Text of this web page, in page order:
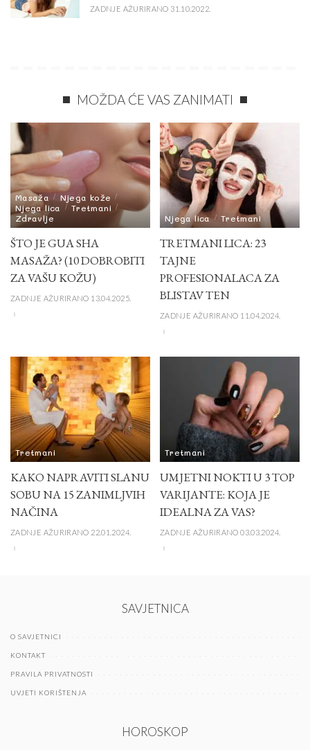
ZADNJE AŽURIRANO 31.10.2022.
MOŽDA ĆE VAS ZANIMATI
Masaža
Njega kože
Njega lica
Tretmani
Zdravlje
ŠTO JE GUA SHA
MASAŽA? (10 DOBROBITI
ZA VAŠU KOŽU)
ZADNJE AŽURIRANO 13.04.2025.
Njega lica Tretmani
TRETMANI LICA: 23
TAJNE
PROFESIONALACA ZA
BLISTAV TEN
ZADNJE AŽURIRANO 11.04.2024.
Tretmani
KAKO NAPRAVITI SLANU
SOBU NA 15 ZANIMLJVIH
NAČINA
ZADNJE AŽURIRANO 22.01.2024.
Tretmani
UMJETNI NOKTI U 3 TOP
VARIJANTE: KOJA JE
IDEALNA ZA VAS?
ZADNJE AŽURIRANO 03.03.2024.
SAVJETNICA
O SAVJETNICI
KONTAKT
PRAVILA PRIVATNOSTI
UVJETI KORIŠTENJA
HOROSKOP